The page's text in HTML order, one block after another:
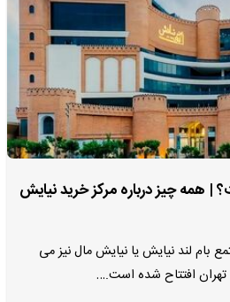
همه چیز درباره مرکز خرید نیایش
بام لند نیایش یا نیایش مال نیز می
تهران افتتاح شده است.…